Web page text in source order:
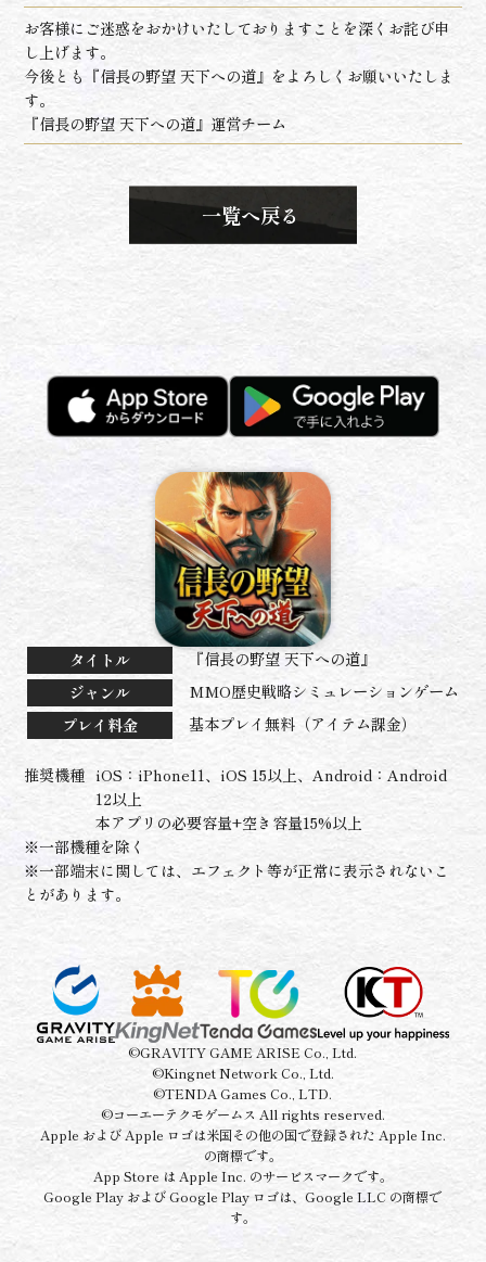
お客様にご迷惑をおかけいたしておりますことを深くお詫び申
し上げます。
今後とも『信長の野望 天下への道』をよろしくお願いいたしま
す。
『信長の野望 天下への道』運営チーム
一覧へ戻る
タイトル
『信長の野望 天下への道』
ジャンル
MMO歴史戦略シミュレーションゲーム
プレイ料金
基本プレイ無料（アイテム課金）
推奨機種 iOS：iPhone11、iOS 15以上、Android：Android
12以上
本アプリの必要容量+空き容量15%以上
※一部機種を除く
※一部端末に関しては、エフェクト等が正常に表示されないこ
とがあります。
©GRAVITY GAME ARISE Co., Ltd.
©Kingnet Network Co., Ltd.
©TENDA Games Co., LTD.
©コーエーテクモゲームス All rights reserved.
Apple および Apple ロゴは米国その他の国で登録された Apple Inc.
の商標です。
App Store は Apple Inc. のサービスマークです。
Google Play および Google Play ロゴは、Google LLC の商標で
す。